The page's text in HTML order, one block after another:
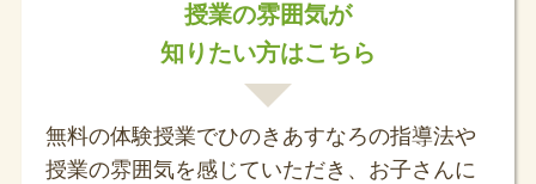
授業の雰囲気が
知りたい方はこちら
無料の体験授業でひのきあすなろの指導法や
授業の雰囲気を感じていただき、お子さんに